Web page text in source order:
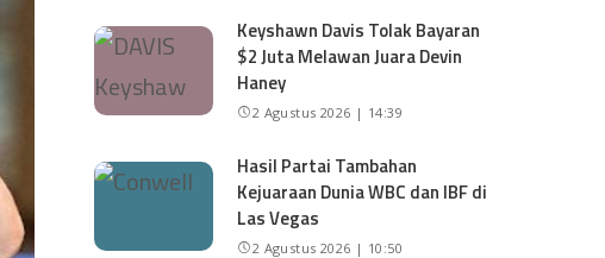
Keyshawn Davis Tolak Bayaran
$2 Juta Melawan Juara Devin
Haney
2 Agustus 2026 | 14:39
Hasil Partai Tambahan
Kejuaraan Dunia WBC dan IBF di
Las Vegas
2 Agustus 2026 | 10:50